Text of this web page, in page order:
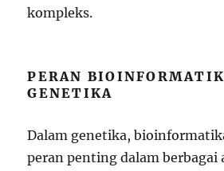
kompleks.
PERAN
GENETIKA
Dalam genetika,
peran penting dalam berbagai